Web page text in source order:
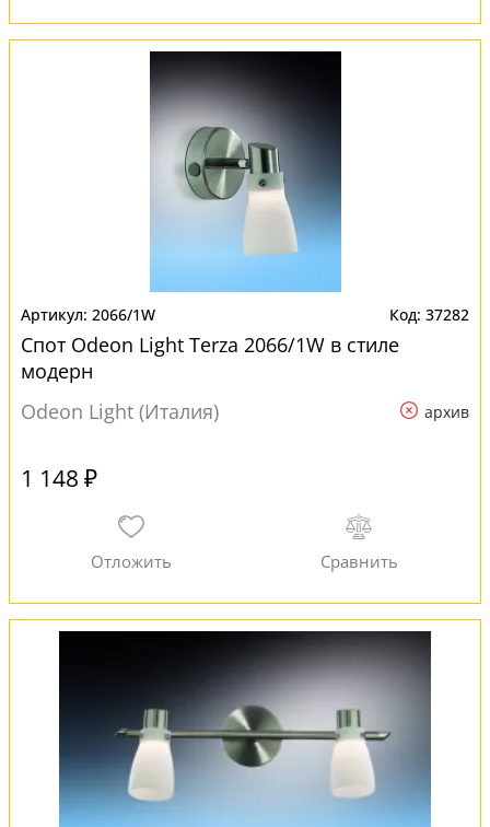
2066/1W 37282
Спот Odeon Light Terza 2066/1W в стиле
модерн
Odeon Light (Италия)
архив
1 148 ₽